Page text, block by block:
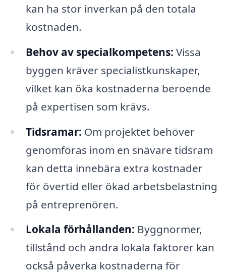
kan ha stor inverkan på den totala
kostnaden.
Behov av specialkompetens: Vissa
byggen kräver specialistkunskaper,
vilket kan öka kostnaderna beroende
på expertisen som krävs.
Tidsramar: Om projektet behöver
genomföras inom en snävare tidsram
kan detta innebära extra kostnader
för övertid eller ökad arbetsbelastning
på entreprenören.
Lokala förhållanden: Byggnormer,
tillstånd och andra lokala faktorer kan
också påverka kostnaderna för